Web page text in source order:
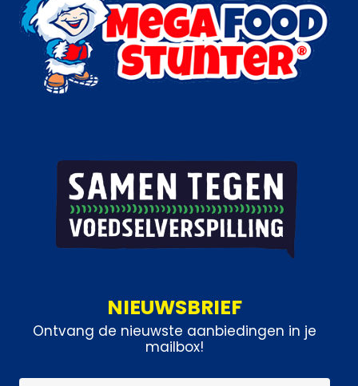
NIEUWSBRIEF
Ontvang de nieuwste aanbiedingen in je
mailbox!